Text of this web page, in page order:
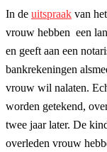
In de uitspraak van
vrouw hebben een
en geeft aan een
bankrekeningen
vrouw wil nalaten.
worden getekend,
twee jaar later. De
overleden vrouw